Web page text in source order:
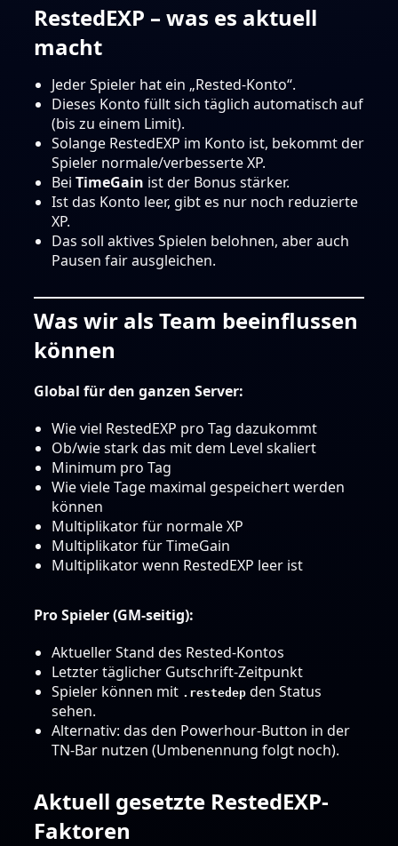
RestedEXP – was es aktuell
macht
Jeder Spieler hat ein „Rested-Konto“.
Dieses Konto füllt sich täglich automatisch auf
(bis zu einem Limit).
Solange RestedEXP im Konto ist, bekommt der
Spieler normale/verbesserte XP.
Bei TimeGain ist der Bonus stärker.
Ist das Konto leer, gibt es nur noch reduzierte
XP.
Das soll aktives Spielen belohnen, aber auch
Pausen fair ausgleichen.
Was wir als Team beeinflussen
können
Global für den ganzen Server:
Wie viel RestedEXP pro Tag dazukommt
Ob/wie stark das mit dem Level skaliert
Minimum pro Tag
Wie viele Tage maximal gespeichert werden
können
Multiplikator für normale XP
Multiplikator für TimeGain
Multiplikator wenn RestedEXP leer ist
Pro Spieler (GM-seitig):
Aktueller Stand des Rested-Kontos
Letzter täglicher Gutschrift-Zeitpunkt
Spieler können mit .restedep den Status
sehen.
Alternativ: das den Powerhour-Button in der
TN-Bar nutzen (Umbenennung folgt noch).
Aktuell gesetzte RestedEXP-
Faktoren